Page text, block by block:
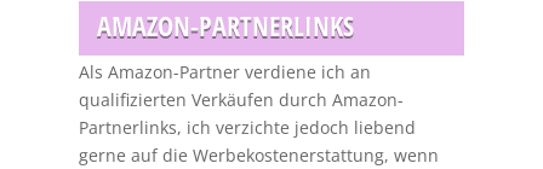
AMAZON-PARTNERLINKS
Als Amazon-Partner verdiene ich an
qualifizierten Verkäufen durch Amazon-
Partnerlinks, ich verzichte jedoch liebend
gerne auf die Werbekostenerstattung, wenn